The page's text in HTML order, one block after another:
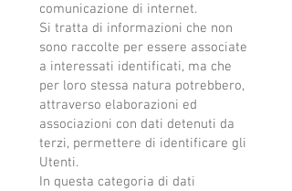
comunicazione di internet.
Si tratta di informazioni che non
sono raccolte per essere associate
a interessati identificati, ma che
per loro stessa natura potrebbero,
attraverso elaborazioni ed
associazioni con dati detenuti da
terzi, permettere di identificare gli
Utenti.
In questa categoria di dati